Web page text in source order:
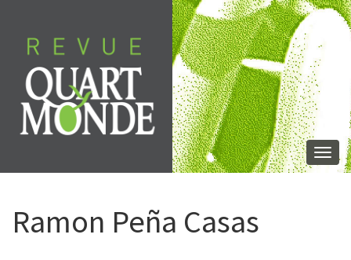
contenu
Ramon Peña Casas